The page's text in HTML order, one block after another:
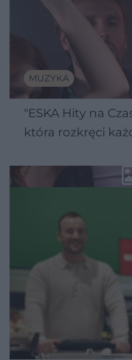
MUZYKA
"ESKA Hity na
która rozkręci